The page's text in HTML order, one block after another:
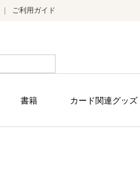
ご利用ガイド
書籍 カード関連グッズ